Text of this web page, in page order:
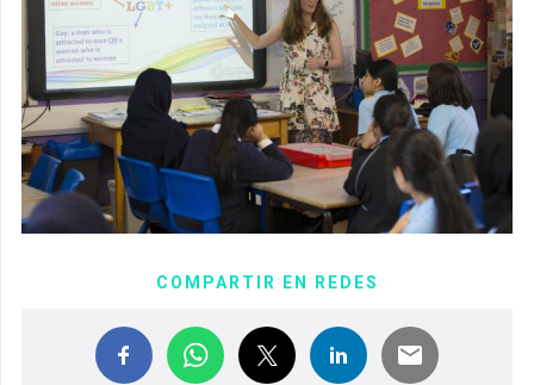
COMPARTIR EN REDES